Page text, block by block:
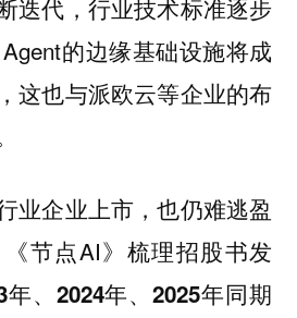
迭代，行业技术标准逐步
的边缘基础设施将成
这也与派欧云等企业的布
业企业上市，也仍难逃盈
节点AI》梳理招股书发
年、2024年、2025年同期